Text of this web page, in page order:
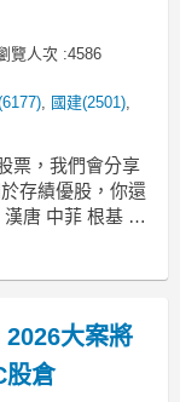
覽人次 :4586
, 國建(2501),
票，我們會分享
存績優股，你還
唐 中菲 根基 崇
壹 崇越 神基
皇翔 長虹 國揚
2026大案將
股倉